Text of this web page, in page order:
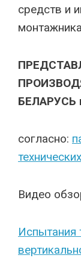
средств и
БЕЛАРУСЬ
согласно:
Видео
Испытания